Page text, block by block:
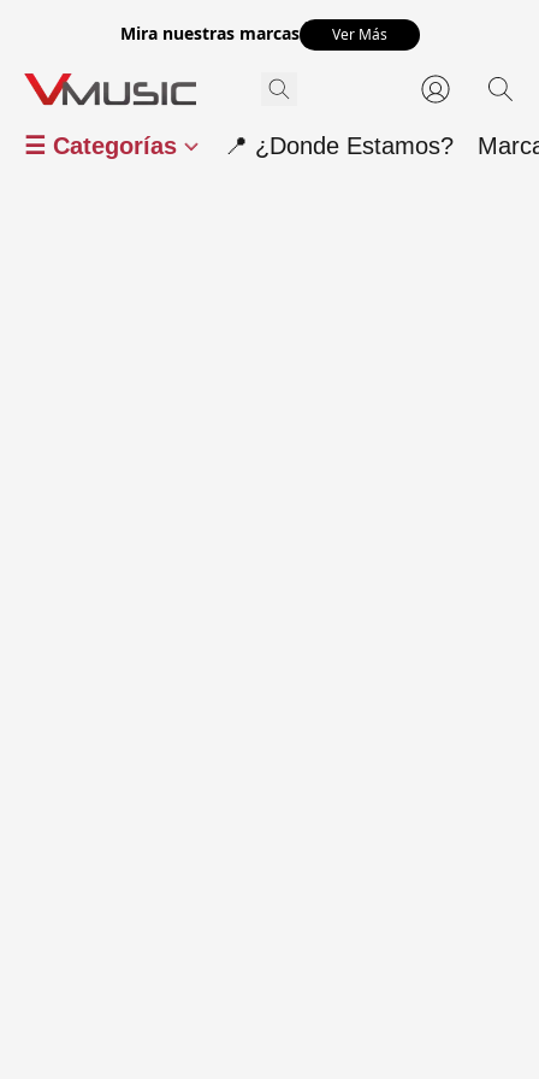
Mira nuestras marcas Ver Más
☰ Categorías 📍 ¿Donde Estamos?